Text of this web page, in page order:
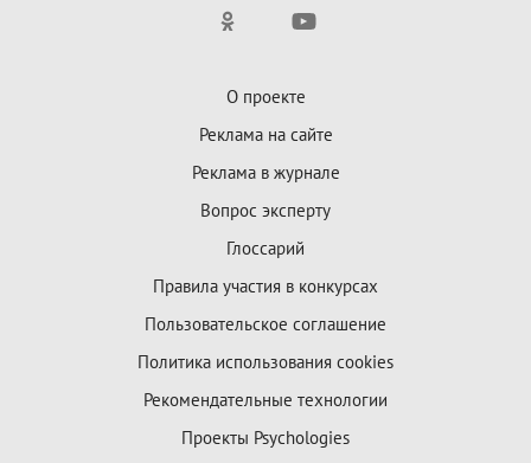
О проекте
Реклама на сайте
Реклама в журнале
Вопрос эксперту
Глоссарий
Правила участия в конкурсах
Пользовательское соглашение
Политика использования cookies
Рекомендательные технологии
Проекты Psychologies